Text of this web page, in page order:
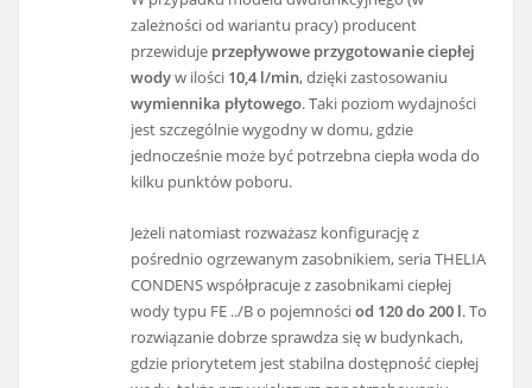
zależności od wariantu pracy) producent
przewiduje przepływowe przygotowanie ciepłej
wodyw ilości 10,4 l/min, dzięki zastosowaniu
wymiennika płytowego. Taki poziom wydajności
jest szczególnie wygodny w domu, gdzie
jednocześnie może być potrzebna ciepła woda do
kilku punktów poboru.
Jeżeli natomiast rozważasz konfigurację z
pośrednio ogrzewanym zasobnikiem, seria THELIA
CONDENS współpracuje z zasobnikami ciepłej
wody typu FE ../B o pojemnościod 120 do 200 l. To
rozwiązanie dobrze sprawdza się w budynkach,
gdzie priorytetem jest stabilna dostępność ciepłej